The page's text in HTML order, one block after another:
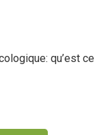
qu’est ce